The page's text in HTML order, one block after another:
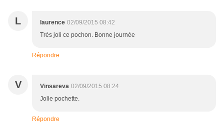
L laurence 02/09/2015 08:42
Très joli ce pochon. Bonne journée
Répondre
V Vinsareva 02/09/2015 08:24
Jolie pochette.
Répondre